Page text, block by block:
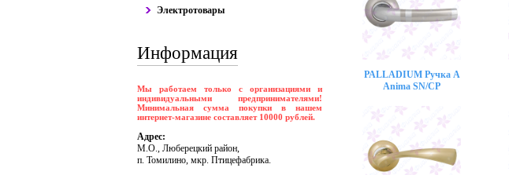
Электротовары
Информация
Мы работаем только с организациями и
индивидуальными предпринимателями!
Минимальная сумма покупки в нашем
интернет-магазине составляет 10000 рублей.
Адрес:
М.О., Люберецкий район,
п. Томилино, мкр. Птицефабрика.
PALLADIUM Ручка A
Anima SN/CP